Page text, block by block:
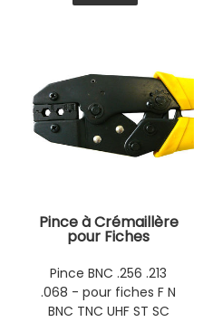
Pince à Crémaillère
pour Fiches
Hexagonales - .256
.213 .068 pour fiches
F / N / BNC / TNC /
UHF / ST / SC /
SMA... .256 .218 .068
Pince BNC .256 .213
.068 - pour fiches F N
BNC TNC UHF ST SC